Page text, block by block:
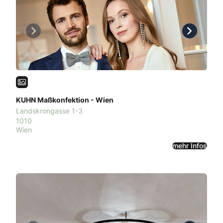
Previous Next
KUHN Maßkonfektion - Wien
Landskrongasse 1-3
1010
Wien
mehr Infos